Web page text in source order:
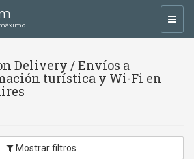
Delivery / Envíos a
turística y Wi-Fi en
Mostrar filtros